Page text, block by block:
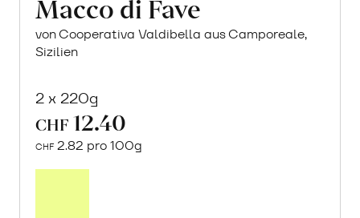
Macco di Fave
von Cooperativa Valdibella aus Camporeale,
Sizilien
2 x 220g
CHF 12.40
CHF 2.82 pro 100g